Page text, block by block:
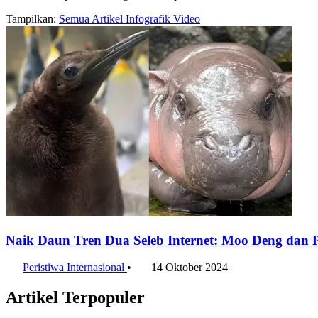
Tampilkan: Semua Artikel Infografik Video
Naik Daun Tren Dua Seleb Internet: Moo Deng dan
Peristiwa Internasional • 14 Oktober 2024
Artikel Terpopuler